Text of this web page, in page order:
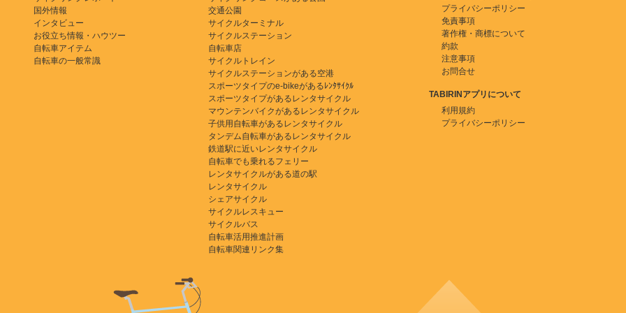
国外情報
インタビュー
お役立ち情報・ハウツー
自転車アイテム
自転車の一般常識
交通公園
サイクルターミナル
サイクルステーション
自転車店
サイクルトレイン
サイクルステーションがある空港
スポーツタイプのe-bikeがあるﾚﾝﾀｻｲｸﾙ
スポーツタイプがあるレンタサイクル
マウンテンバイクがあるレンタサイクル
子供用自転車があるレンタサイクル
タンデム自転車があるレンタサイクル
鉄道駅に近いレンタサイクル
自転車でも乗れるフェリー
レンタサイクルがある道の駅
レンタサイクル
シェアサイクル
サイクルレスキュー
サイクルバス
自転車活用推進計画
自転車関連リンク集
プライバシーポリシー
免責事項
著作権・商標について
約款
注意事項
お問合せ
TABIRINアプリについて
利用規約
プライバシーポリシー